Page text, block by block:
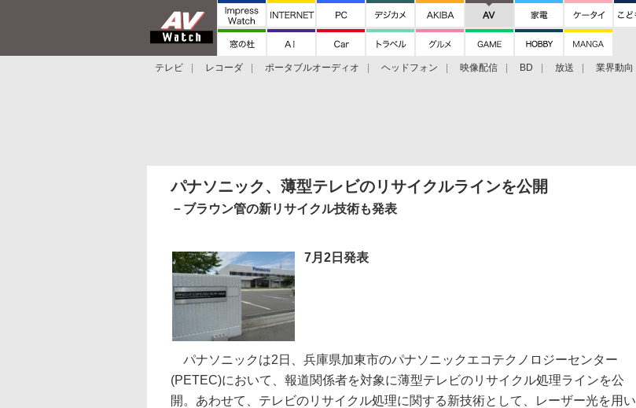
テレビ レコーダ ポータブルオーディオ ヘッドフォン 映像配信 BD 放送 業界動向
パナソニック、薄型テレビのリサイクルラインを公開
－ブラウン管の新リサイクル技術も発表
7月2日発表
パナソニックは2日、兵庫県加東市のパナソニックエコテクノロジーセンター
(PETEC)において、報道関係者を対象に薄型テレビのリサイクル処理ラインを公
開。あわせて、テレビのリサイクル処理に関する新技術として、レーザー光を用い